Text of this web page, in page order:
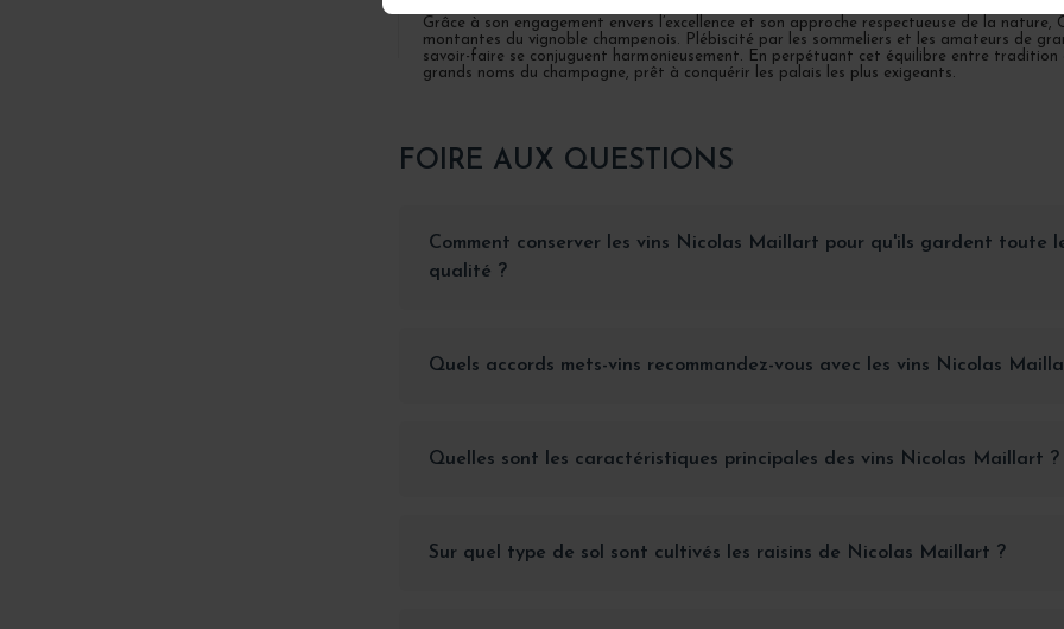
Grâce à son engagement envers l’excellence et son approche respectueuse de la nature,
montantes du vignoble champenois. Plébiscité par les sommeliers et les amateurs de
savoir-faire se conjuguent harmonieusement. En perpétuant cet équilibre entre
grands noms du champagne, prêt à conquérir les palais les plus exigeants.
FOIRE AUX QUESTIONS
Comment conserver les vins Nicolas Maillart pour qu'ils gardent toute
qualité ?
Quels accords mets-vins recommandez-vous avec les vins Nicolas
Quelles sont les caractéristiques principales des vins Nicolas Maillart ?
Sur quel type de sol sont cultivés les raisins de Nicolas Maillart ?